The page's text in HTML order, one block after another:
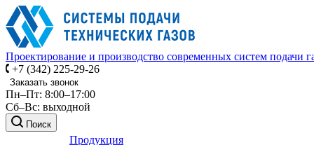
Проектирование и производство современных систем подачи
+7 (342) 225-29-26
Заказать звонок
Пн–Пт: 8:00–17:00
Сб–Вс: выходной
Поиск
Продукция